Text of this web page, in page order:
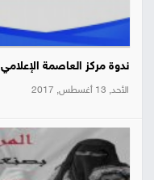
ندوة مركز العاصمة الإعلامي
الأحد, 13 أغسطس, 2017